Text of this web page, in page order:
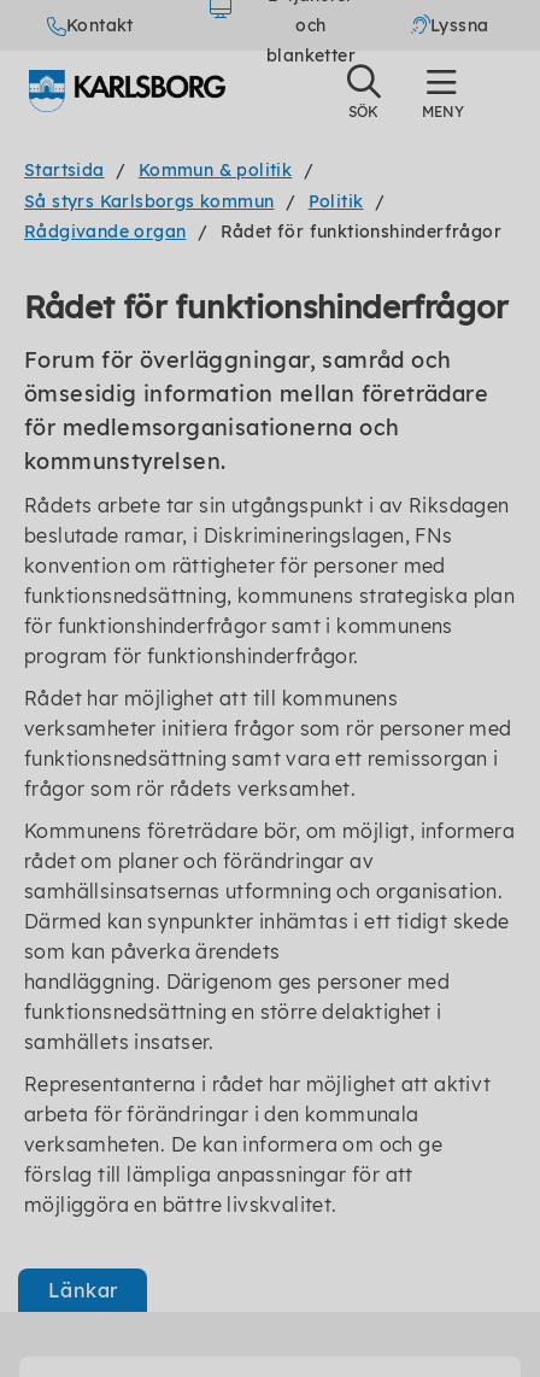
Kontakt
och
blanketter
Lyssna
Startsida
Kommun & politik
Så styrs Karlsborgs kommun
Politik
Rådgivande organ
Rådet för funktionshinderfrågor
Rådet för funktionshinderfrågor
Forum för överläggningar, samråd och
ömsesidig information mellan företrädare
för medlemsorganisationerna och
kommunstyrelsen.
Rådets arbete tar sin utgångspunkt i av Riksdagen
beslutade ramar, i Diskrimineringslagen, FNs
konvention om rättigheter för personer med
funktionsnedsättning, kommunens strategiska plan
för funktionshinderfrågor samt i kommunens
program för funktionshinderfrågor.
Rådet har möjlighet att till kommunens
verksamheter initiera frågor som rör personer med
funktionsnedsättning samt vara ett remissorgan i
frågor som rör rådets verksamhet.
Kommunens företrädare bör, om möjligt, informera
rådet om planer och förändringar av
samhällsinsatsernas utformning och organisation.
Därmed kan synpunkter inhämtas i ett tidigt skede
som kan påverka ärendets
handläggning. Därigenom ges personer med
funktionsnedsättning en större delaktighet i
samhällets insatser.
Representanterna i rådet har möjlighet att aktivt
arbeta för förändringar i den kommunala
verksamheten. De kan informera om och ge
förslag till lämpliga anpassningar för att
möjliggöra en bättre livskvalitet.
Länkar